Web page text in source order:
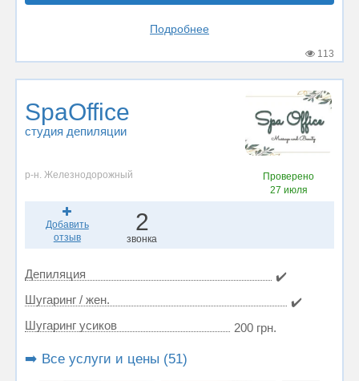
Подробнее
113
SpaOffice
студия депиляции
р-н. Железнодорожный
Проверено
27 июля
Добавить
отзыв
2
звонка
Депиляция
✔️
Шугаринг / жен.
✔️
Шугаринг усиков
200 грн.
➡️ Все услуги и цены (51)